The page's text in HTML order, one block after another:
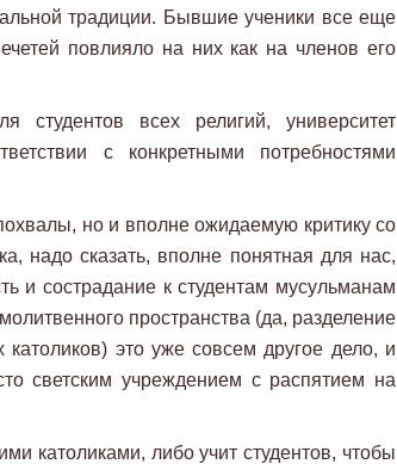
традиции. Бывшие ученики все еще
повлияло на них как на членов его
студентов всех религий, университет
с конкретными потребностями
но и вполне ожидаемую критику со
надо сказать, вполне понятная для нас,
и сострадание к студентам мусульманам
пространства (да, разделение
это уже совсем другое дело, и
светским учреждением с распятием на
католиками, либо учит студентов, чтобы